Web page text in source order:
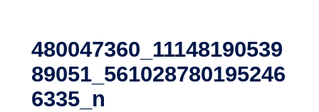
480047360_11148190539
89051_561028780195246
6335_n